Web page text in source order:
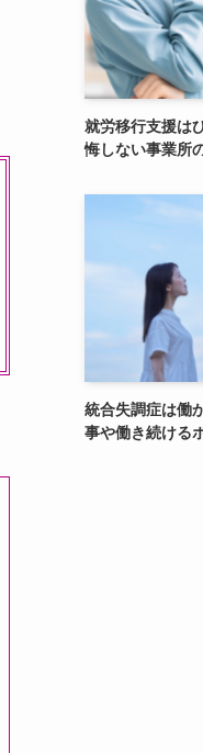
就労移行支援は
悔しない事業所
統合失調症は働
事や働き続ける